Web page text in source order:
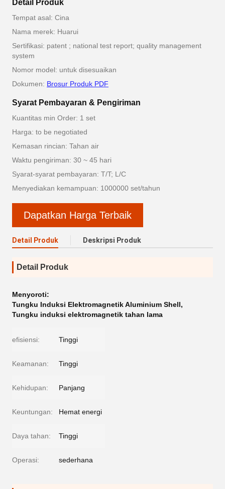
Detail Produk
Tempat asal: Cina
Nama merek: Huarui
Sertifikasi: patent ; national test report; quality management
system
Nomor model: untuk disesuaikan
Dokumen: Brosur Produk PDF
Syarat Pembayaran & Pengiriman
Kuantitas min Order: 1 set
Harga: to be negotiated
Kemasan rincian: Tahan air
Waktu pengiriman: 30 ~ 45 hari
Syarat-syarat pembayaran: T/T; L/C
Menyediakan kemampuan: 1000000 set/tahun
Dapatkan Harga Terbaik
Detail Produk Deskripsi Produk
Detail Produk
Menyoroti:
Tungku Induksi Elektromagnetik Aluminium Shell,
Tungku induksi elektromagnetik tahan lama
efisiensi: Tinggi
Keamanan: Tinggi
Kehidupan: Panjang
Keuntungan: Hemat energi
Daya tahan: Tinggi
Operasi: sederhana